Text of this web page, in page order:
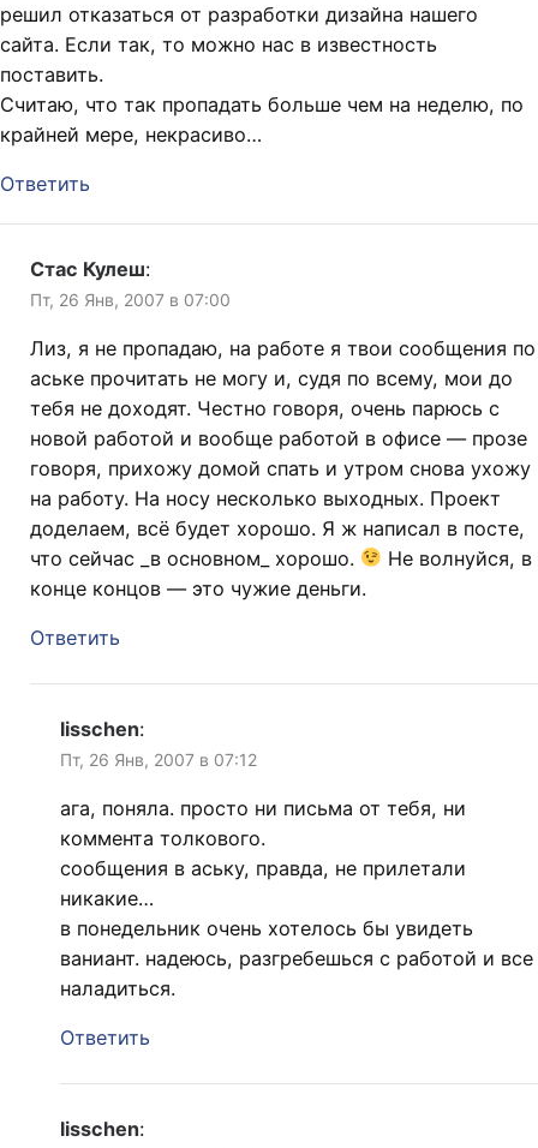
решил отказаться от разработки дизайна нашего
сайта. Если так, то можно нас в известность
поставить.
Считаю, что так пропадать больше чем на неделю, по
крайней мере, некрасиво…
Ответить
Стас Кулеш:
Пт, 26 Янв, 2007 в 07:00
Лиз, я не пропадаю, на работе я твои сообщения по
аське прочитать не могу и, судя по всему, мои до
тебя не доходят. Честно говоря, очень парюсь с
новой работой и вообще работой в офисе — прозе
говоря, прихожу домой спать и утром снова ухожу
на работу. На носу несколько выходных. Проект
доделаем, всё будет хорошо. Я ж написал в посте,
что сейчас _в основном_ хорошо.
Не волнуйся, в
конце концов — это чужие деньги.
Ответить
lisschen:
Пт, 26 Янв, 2007 в 07:12
ага, поняла. просто ни письма от тебя, ни
коммента толкового.
сообщения в аську, правда, не прилетали
никакие…
в понедельник очень хотелось бы увидеть
ваниант. надеюсь, разгребешься с работой и все
наладиться.
Ответить
lisschen: